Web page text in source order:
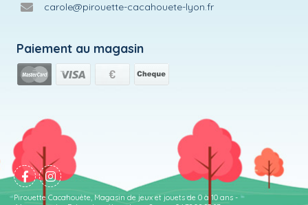
carole@pirouette-cacahouete-lyon.fr
Paiement au magasin
Pirouette Cacahouète, Magasin de jeux et jouets de 0 à 10 ans -